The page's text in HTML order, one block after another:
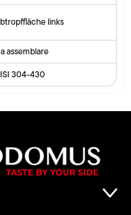
links
assemblare
304-430